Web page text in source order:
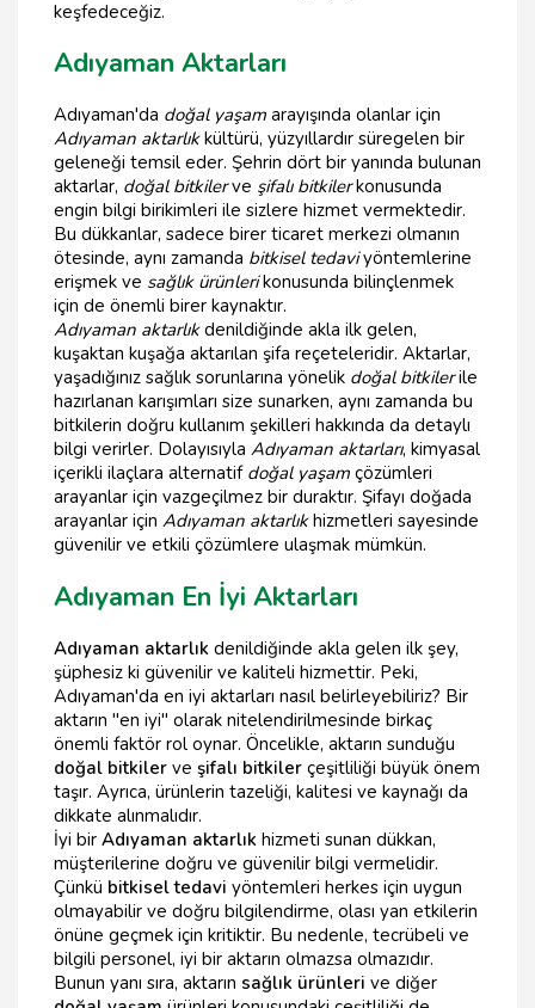
keşfedeceğiz.
Adıyaman Aktarları
Adıyaman'da doğal yaşam arayışında olanlar için
Adıyaman aktarlıkkültürü, yüzyıllardır süregelen bir
geleneği temsil eder. Şehrin dört bir yanında bulunan
aktarlar, doğal bitkilerve şifalı bitkilerkonusunda
engin bilgi birikimleri ile sizlere hizmet vermektedir.
Bu dükkanlar, sadece birer ticaret merkezi olmanın
ötesinde, aynı zamanda bitkisel tedaviyöntemlerine
erişmek ve sağlık ürünlerikonusunda bilinçlenmek
için de önemli birer kaynaktır.
Adıyaman aktarlıkdenildiğinde akla ilk gelen,
kuşaktan kuşağa aktarılan şifa reçeteleridir. Aktarlar,
yaşadığınız sağlık sorunlarına yönelik doğal bitkilerile
hazırlanan karışımları size sunarken, aynı zamanda bu
bitkilerin doğru kullanım şekilleri hakkında da detaylı
bilgi verirler. Dolayısıyla Adıyaman aktarları, kimyasal
içerikli ilaçlara alternatif doğal yaşam çözümleri
arayanlar için vazgeçilmez bir duraktır. Şifayı doğada
arayanlar için Adıyaman aktarlıkhizmetleri sayesinde
güvenilir ve etkili çözümlere ulaşmak mümkün.
Adıyaman En İyi Aktarları
Adıyaman aktarlık denildiğinde akla gelen ilk şey,
şüphesiz ki güvenilir ve kaliteli hizmettir. Peki,
Adıyaman'da en iyi aktarları nasıl belirleyebiliriz? Bir
aktarın "en iyi" olarak nitelendirilmesinde birkaç
önemli faktör rol oynar. Öncelikle, aktarın sunduğu
doğal bitkiler ve şifalı bitkiler çeşitliliği büyük önem
taşır. Ayrıca, ürünlerin tazeliği, kalitesi ve kaynağı da
dikkate alınmalıdır.
İyi bir Adıyaman aktarlık hizmeti sunan dükkan,
müşterilerine doğru ve güvenilir bilgi vermelidir.
Çünkü bitkisel tedavi yöntemleri herkes için uygun
olmayabilir ve doğru bilgilendirme, olası yan etkilerin
önüne geçmek için kritiktir. Bu nedenle, tecrübeli ve
bilgili personel, iyi bir aktarın olmazsa olmazıdır.
Bunun yanı sıra, aktarın sağlık ürünleri ve diğer